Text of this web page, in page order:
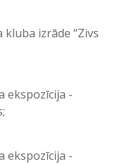
izrāde “Zivs
ekspozīcija -
ekspozīcija -